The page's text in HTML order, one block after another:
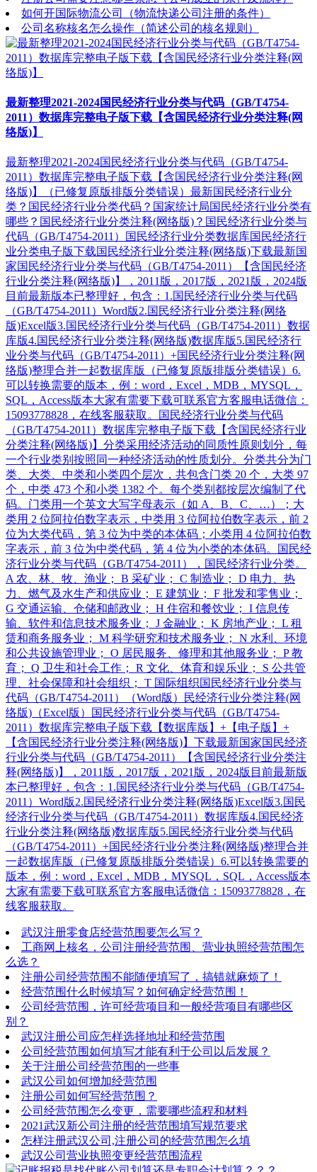
如何开国际物流公司（物流快递公司注册的条件）
公司名称核名怎么操作（简述公司的核名规则）
最新整理2021-2024国民经济行业分类与代码（GB/T4754-
2011）数据库完整电子版下载【含国民经济行业分类注释(网
络版)】
最新整理2021-2024国民经济行业分类与代码（GB/T4754-
2011）数据库完整电子版下载【含国民经济行业分类注释(网
络版)】（已修复原版排版分类错误）最新国民经济行业分
类？国民经济行业分类代码？国家统计局国民经济行业分类有
哪些？国民经济行业分类注释(网络版)？国民经济行业分类与
代码（GB/T4754-2011）国民经济行业分类数据库国民经济行
业分类电子版下载国民经济行业分类注释(网络版)下载最新国
家国民经济行业分类与代码（GB/T4754-2011）【含国民经济
行业分类注释(网络版)】，2011版，2017版，2021版，2024版
目前最新版本已整理好，包含：1.国民经济行业分类与代码
（GB/T4754-2011）Word版2.国民经济行业分类注释(网络
版)Excel版3.国民经济行业分类与代码（GB/T4754-2011）数据
库版4.国民经济行业分类注释(网络版)数据库版5.国民经济行
业分类与代码（GB/T4754-2011）+国民经济行业分类注释(网
络版)整理合并一起数据库版（已修复原版排版分类错误）6.
可以转换需要的版本，例：word，Excel，MDB，MYSQL，
SQL，Access版本大家有需要下载可联系官方客服电话微信：
15093778828，在线客服获取。国民经济行业分类与代码
（GB/T4754-2011）数据库完整电子版下载【含国民经济行业
分类注释(网络版)】分类采用经济活动的同质性原则划分，每
一个行业类别按照同一种经济活动的性质划分。分类共分为门
类、大类、中类和小类四个层次，共包含门类 20 个，大类 97
个，中类 473 个和小类 1382 个。每个类别都按层次编制了代
码。门类用一个英文大写字母表示（如 A、B、C、…）；大
类用 2 位阿拉伯数字表示，中类用 3 位阿拉伯数字表示，前 2
位为大类代码，第 3 位为中类的本体码；小类用 4 位阿拉伯数
字表示，前 3 位为中类代码，第 4 位为小类的本体码。国民经
济行业分类与代码（GB/T4754-2011），国民经济行业分类。
A 农、林、牧、渔业； B 采矿业； C 制造业； D 电力、热
力、燃气及水生产和供应业； E 建筑业； F 批发和零售业；
G 交通运输、仓储和邮政业； H 住宿和餐饮业； I 信息传
输、软件和信息技术服务业； J 金融业； K 房地产业； L 租
赁和商务服务业； M 科学研究和技术服务业； N 水利、环境
和公共设施管理业； O 居民服务、修理和其他服务业； P 教
育； Q 卫生和社会工作； R 文化、体育和娱乐业； S 公共管
理、社会保障和社会组织； T 国际组织国民经济行业分类与
代码（GB/T4754-2011）（Word版）民经济行业分类注释(网
络版)（Excel版）国民经济行业分类与代码（GB/T4754-
2011）数据库完整电子版下载【数据库版】+【电子版】+
【含国民经济行业分类注释(网络版)】下载最新国家国民经济
行业分类与代码（GB/T4754-2011）【含国民经济行业分类注
释(网络版)】，2011版，2017版，2021版，2024版目前最新版
本已整理好，包含：1.国民经济行业分类与代码（GB/T4754-
2011）Word版2.国民经济行业分类注释(网络版)Excel版3.国民
经济行业分类与代码（GB/T4754-2011）数据库版4.国民经济
行业分类注释(网络版)数据库版5.国民经济行业分类与代码
（GB/T4754-2011）+国民经济行业分类注释(网络版)整理合并
一起数据库版（已修复原版排版分类错误）6.可以转换需要的
版本，例：word，Excel，MDB，MYSQL，SQL，Access版本
大家有需要下载可联系官方客服电话微信：15093778828，在
线客服获取。
武汉注册零食店经营范围要怎么写？
工商网上核名，公司注册经营范围、营业执照经营范围怎
么选？
注册公司经营范围不能随便填写了，搞错就麻烦了！
经营范围什么时候填写？如何确定经营范围！
公司经营范围，许可经营项目和一般经营项目有哪些区
别？
武汉注册公司应怎样选择地址和经营范围
公司经营范围如何填写才能有利于公司以后发展？
关于注册公司经营范围的一些事
武汉公司如何增加经营范围
注册公司如何写经营范围？
公司经营范围怎么变更，需要哪些流程和材料
2021武汉新公司注册的经营范围填写规范要求
怎样注册武汉公司,注册公司的经营范围怎么填
武汉公司营业执照变更经营范围流程